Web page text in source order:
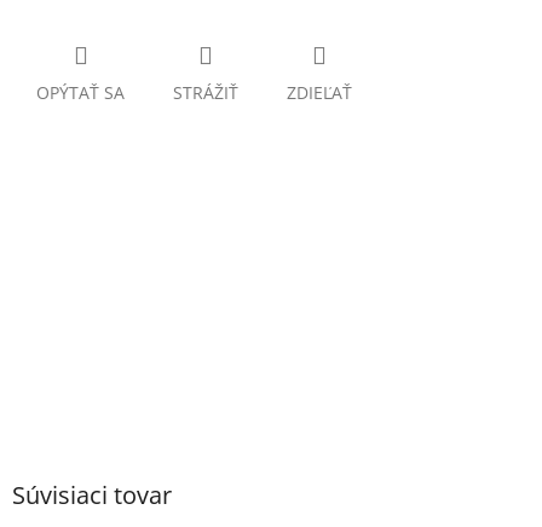
OPÝTAŤ SA STRÁŽIŤ ZDIEĽAŤ
Súvisiaci tovar